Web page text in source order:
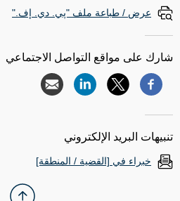
عرض / طباعة ملف "پي. دي. إف."
شارك على مواقع التواصل الاجتماعي
تنبيهات البريد الإلكتروني
خبراء في [القضية / المنطقة]